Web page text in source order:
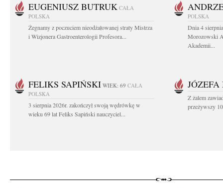
EUGENIUSZ BUTRUK CAŁA
POLSKA
Żegnamy z poczuciem nieodżałowanej straty Mistrza
i Wizjonera Gastroenterologii Profesora...
POLSKA
Dnia 4
Morozowski
Akademii...
FELIKS SAPIŃSKI WIEK: 69 CAŁA
POLSKA
3 sierpnia 2026r. zakończył swoją wędrówkę w
wieku 69 lat Feliks Sapiński nauczyciel...
Z żalem
przeżywszy